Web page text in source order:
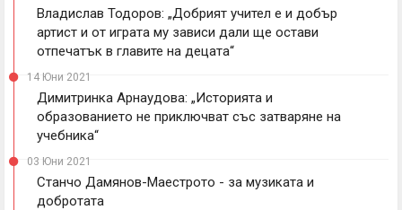
Владислав Тодоров: „Добрият учител е и добър
артист и от играта му зависи дали ще остави
отпечатък в главите на децата“
14 Юни 2021
Димитринка Арнаудова: „Историята и
образованието не приключват със затваряне на
учебника“
03 Юни 2021
Станчо Дамянов-Маестрото - за музиката и
добротата